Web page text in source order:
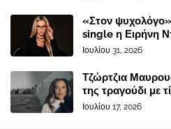
«Στον
single η Ειρήνη
Ιουλίου 31, 2026
Τζώρτζια
της τραγούδι με
Ιουλίου 17, 2026